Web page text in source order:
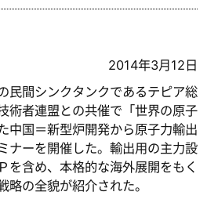
2014年3月12日
民間シンクタンクであるテピア総
術者連盟との共催で「世界の原子
中国＝新型炉開発から原子力輸出
ナーを開催した。輸出用の主力設
を含め、本格的な海外展開をもく
略の全貌が紹介された。